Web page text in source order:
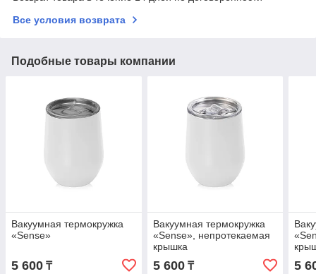
Все условия возврата
Подобные товары компании
Вакуумная термокружка
«Sense»
5 600 ₸
Вакуумная термокружка
«Sense», непротекаемая
крышка
5 600₸ 5